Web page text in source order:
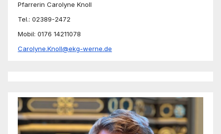
Pfarrerin Carolyne Knoll
Tel.: 02389-2472
Mobil: 0176 14211078
Carolyne.Knoll@ekg-werne.de